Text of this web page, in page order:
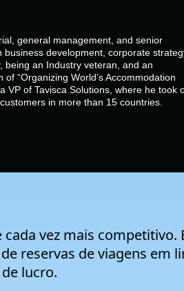
general management, and senior
development, corporate
being an Industry veteran, and an
“Organizing World’s Accommodation
VP of Tavisca Solutions, where he took
in more than 15 countries.
vez mais competitivo.
reservas de viagens em
lucro.